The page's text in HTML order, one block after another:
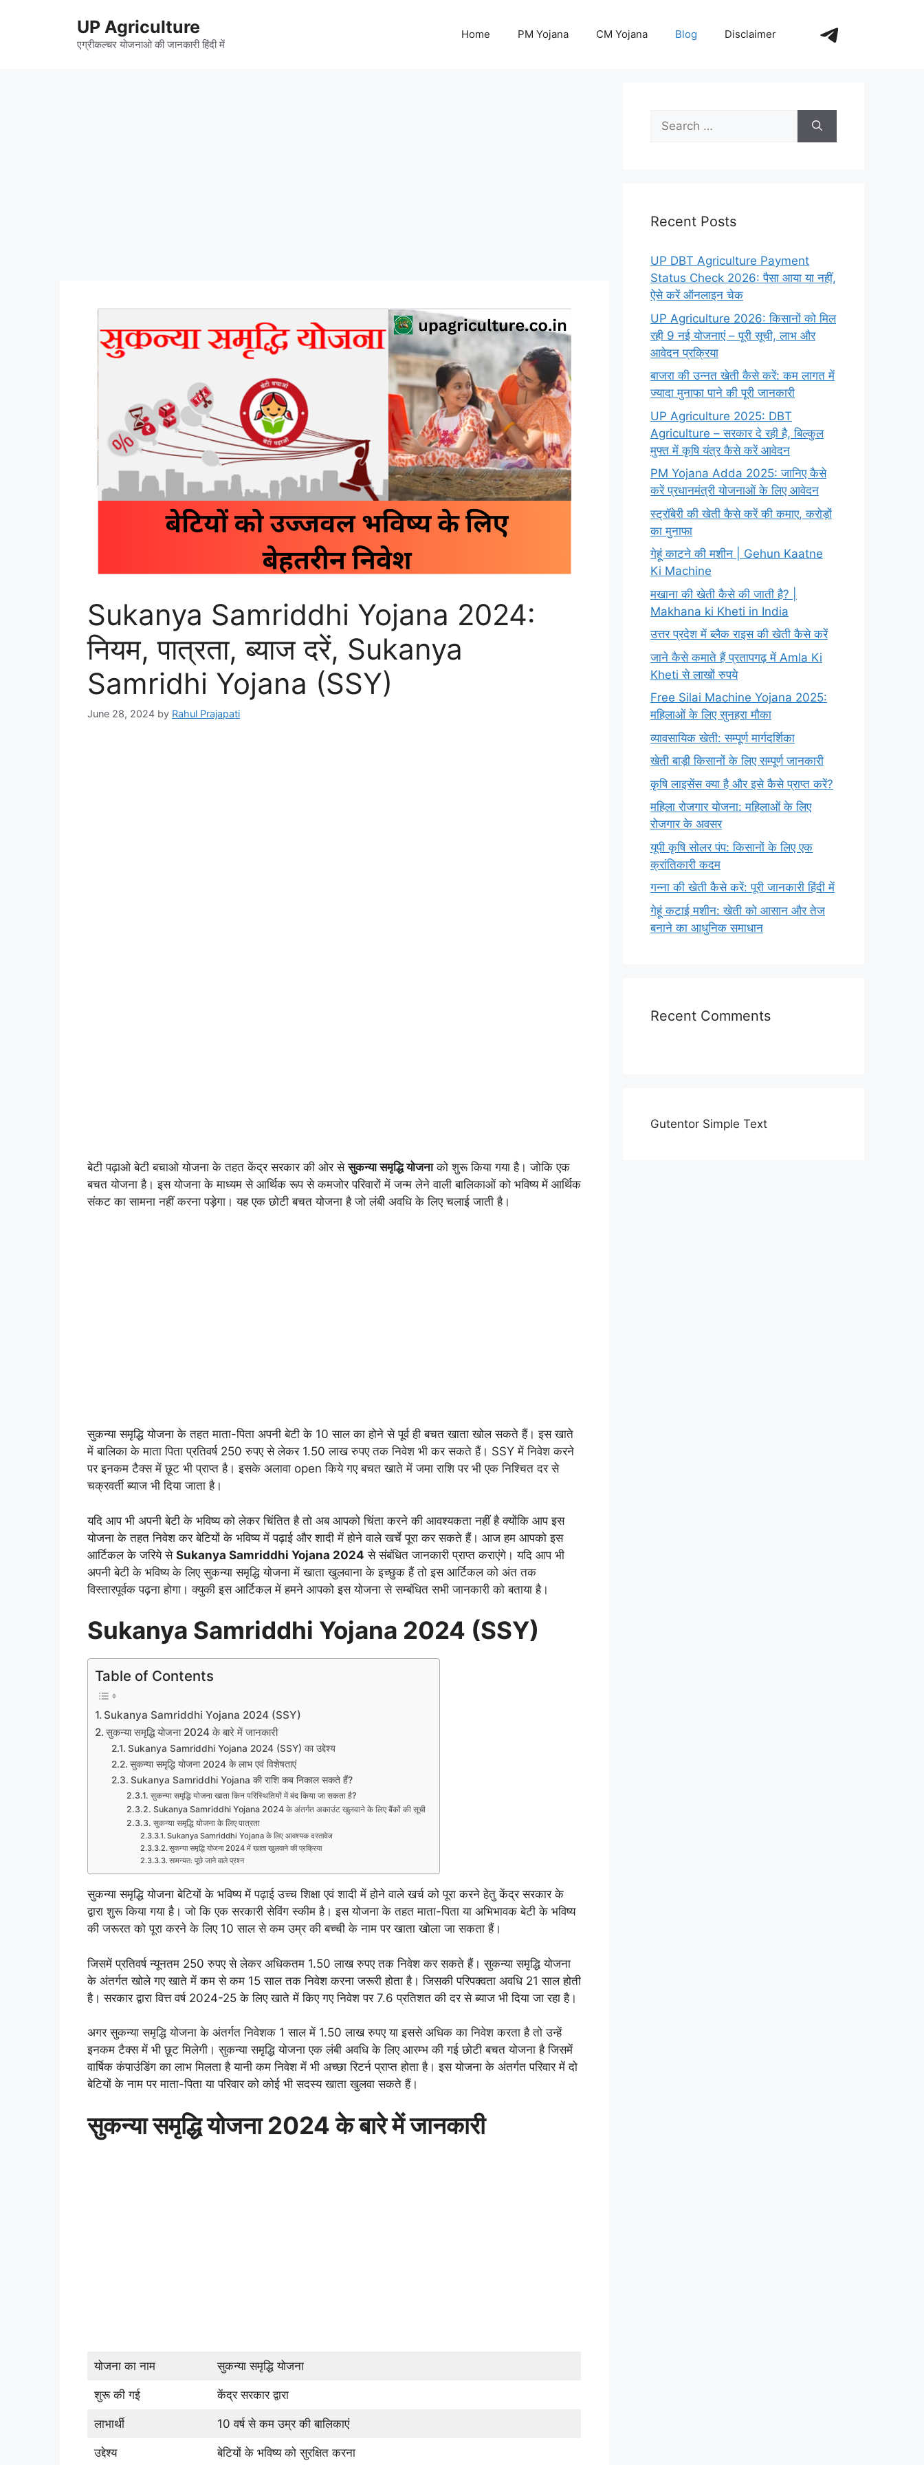
UP Agriculture
एग्रीकल्चर योजनाओ की जानकारी हिंदी में
Home PM Yojana CM Yojana Blog Disclaimer https://t.me/
Sukanya Samriddhi Yojana 2024:
नियम, पात्रता, ब्याज दरें, Sukanya
Samridhi Yojana (SSY)
June 28, 2024 by Rahul Prajapati
बेटी पढ़ाओ बेटी बचाओ योजना के तहत केंद्र सरकार की ओर सेसुकन्या समृद्धि योजनाको शुरू किया गया है। जोकि एक
बचत योजना है। इस योजना के माध्यम से आर्थिक रूप से कमजोर परिवारों में जन्म लेने वाली बालिकाओं को भविष्य में आर्थिक
संकट का सामना नहीं करना पड़ेगा। यह एक छोटी बचत योजना है जो लंबी अवधि के लिए चलाई जाती है।
सुकन्या समृद्धि योजना के तहत माता-पिता अपनी बेटी के 10 साल का होने से पूर्व ही बचत खाता खोल सकते हैं। इस खाते
में बालिका के माता पिता प्रतिवर्ष 250 रुपए से लेकर 1.50 लाख रुपए तक निवेश भी कर सकते हैं। SSY में निवेश करने
पर इनकम टैक्स में छूट भी प्राप्त है। इसके अलावा open किये गए बचत खाते में जमा राशि पर भी एक निश्चित दर से
चक्रवर्ती ब्याज भी दिया जाता है।
यदि आप भी अपनी बेटी के भविष्य को लेकर चिंतित है तो अब आपको चिंता करने की आवश्यकता नहीं है क्योंकि आप इस
योजना के तहत निवेश कर बेटियों के भविष्य में पढ़ाई और शादी में होने वाले खर्चे पूरा कर सकते हैं। आज हम आपको इस
आर्टिकल के जरिये से Sukanya Samriddhi Yojana 2024 से संबंधित जानकारी प्राप्त कराएंगे। यदि आप भी
अपनी बेटी के भविष्य के लिए सुकन्या समृद्धि योजना में खाता खुलवाना के इच्छुक हैं तो इस आर्टिकल को अंत तक
विस्तारपूर्वक पढ़ना होगा। क्युकी इस आर्टिकल में हमने आपको इस योजना से सम्बंधित सभी जानकारी को बताया है।
Sukanya Samriddhi Yojana 2024 (SSY)
Table of Contents
Sukanya Samriddhi Yojana 2024 (SSY)
सुकन्या समृद्धि योजना 2024 के बारे में जानकारी
Sukanya Samriddhi Yojana 2024 (SSY) का उद्देश्य
सुकन्या समृद्धि योजना 2024 के लाभ एवं विशेषताएं
Sukanya Samriddhi Yojana की राशि कब निकाल सकते हैं?
सुकन्या समृद्धि योजना खाता किन परिस्थितियों में बंद किया जा सकता है?
Sukanya Samriddhi Yojana 2024 के अंतर्गत अकाउंट खुलवाने के लिए बैंकों की सूची
सुकन्या समृद्धि योजना के लिए पात्रता
Sukanya Samriddhi Yojana के लिए आवश्यक दस्तावेज
सुकन्या समृद्धि योजना 2024 में खाता खुलवाने की प्रक्रिया
सामन्यतः पूछे जाने वाले प्रश्न
सुकन्या समृद्धि योजना बेटियों के भविष्य में पढ़ाई उच्च शिक्षा एवं शादी में होने वाले खर्च को पूरा करने हेतु केंद्र सरकार के
द्वारा शुरू किया गया है। जो कि एक सरकारी सेविंग स्कीम है। इस योजना के तहत माता-पिता या अभिभावक बेटी के भविष्य
की जरूरत को पूरा करने के लिए 10 साल से कम उम्र की बच्ची के नाम पर खाता खोला जा सकता हैं।
जिसमें प्रतिवर्ष न्यूनतम 250 रुपए से लेकर अधिकतम 1.50 लाख रुपए तक निवेश कर सकते हैं। सुकन्या समृद्धि योजना
के अंतर्गत खोले गए खाते में कम से कम 15 साल तक निवेश करना जरूरी होता है। जिसकी परिपक्वता अवधि 21 साल होती
है। सरकार द्वारा वित्त वर्ष 2024-25 के लिए खाते में किए गए निवेश पर 7.6 प्रतिशत की दर से ब्याज भी दिया जा रहा है।
अगर सुकन्या समृद्धि योजना के अंतर्गत निवेशक 1 साल में 1.50 लाख रुपए या इससे अधिक का निवेश करता है तो उन्हें
इनकम टैक्स में भी छूट मिलेगी। सुकन्या समृद्धि योजना एक लंबी अवधि के लिए आरम्भ की गई छोटी बचत योजना है जिसमें
वार्षिक कंपाउंडिंग का लाभ मिलता है यानी कम निवेश में भी अच्छा रिटर्न प्राप्त होता है। इस योजना के अंतर्गत परिवार में दो
बेटियों के नाम पर माता-पिता या परिवार को कोई भी सदस्य खाता खुलवा सकते हैं।
सुकन्यासमृद्धियोजना 2024केबारेमेंजानकारी
योजना का नाम सुकन्या समृद्धि योजना
शुरू की गई केंद्र सरकार द्वारा
लाभार्थी 10 वर्ष से कम उम्र की बालिकाएं
उद्देश्य बेटियों के भविष्य को सुरक्षित करना
Search
for:
Recent Posts
UP DBT Agriculture Payment
Status Check 2026: पैसा आया या नहीं,
ऐसे करें ऑनलाइन चेक
UP Agriculture 2026: किसानों को मिल
रही 9 नई योजनाएं – पूरी सूची, लाभ और
आवेदन प्रक्रिया
बाजरा की उन्नत खेती कैसे करें: कम लागत में
ज्यादा मुनाफा पाने की पूरी जानकारी
UP Agriculture 2025: DBT
Agriculture – सरकार दे रही है, बिल्कुल
मुफ्त में कृषि यंत्र कैसे करें आवेदन
PM Yojana Adda 2025: जानिए कैसे
करें प्रधानमंत्री योजनाओं के लिए आवेदन
स्ट्रॉबेरी की खेती कैसे करें की कमाए, करोड़ों
का मुनाफा
गेहूं काटने की मशीन | Gehun Kaatne
Ki Machine
मखाना की खेती कैसे की जाती है? |
Makhana ki Kheti in India
उत्तर प्रदेश में ब्लैक राइस की खेती कैसे करें
जाने कैसे कमाते हैं प्रतापगढ़ में Amla Ki
Kheti से लाखों रुपये
Free Silai Machine Yojana 2025:
महिलाओं के लिए सुनहरा मौका
व्यावसायिक खेती: सम्पूर्ण मार्गदर्शिका
खेती बाड़ी किसानों के लिए सम्पूर्ण जानकारी
कृषि लाइसेंस क्या है और इसे कैसे प्राप्त करें?
महिला रोजगार योजना: महिलाओं के लिए
रोजगार के अवसर
यूपी कृषि सोलर पंप: किसानों के लिए एक
क्रांतिकारी कदम
गन्ना की खेती कैसे करें: पूरी जानकारी हिंदी में
गेहूं कटाई मशीन: खेती को आसान और तेज
बनाने का आधुनिक समाधान
Recent Comments
Gutentor Simple Text